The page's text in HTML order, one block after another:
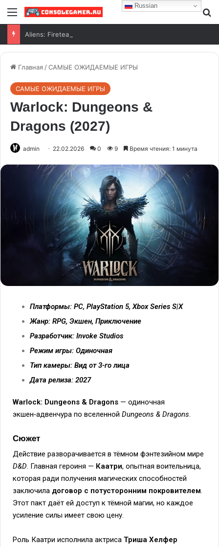
Aliens: Fireteam Elite 2 выйдет на Switch 2
Главная /САМЫЕ ОЖИДАЕМЫЕ ИГРЫ
САМЫЕ ОЖИДАЕМЫЕ ИГРЫ
Warlock: Dungeons &
Dragons (2027)
admin 22.02.2026 0 9 Время чтения: 1 минута
Платформы: PC, PlayStation 5, Xbox Series S|X
Жанр: RPG, Экшен, Приключение
Разработчик: Invoke Studios
Режим игры: Одиночная
Тип камеры: Вид от 3-го лица
Дата релиза: 2027
Warlock: Dungeons & Dragons — одиночная
экшен‑адвенчура по вселенной Dungeons & Dragons.
Сюжет
Действие разворачивается в тёмном фэнтезийном мире
D&D. Главная героиня — Каатри, опытная воительница,
которая ради получения магических способностей
заключила договор с потусторонним покровителем.
Этот пакт даёт ей доступ к тёмной магии, но каждое
усиление силы имеет свою цену.
Роль Каатри исполнила актриса Триша Хелфер
Russian